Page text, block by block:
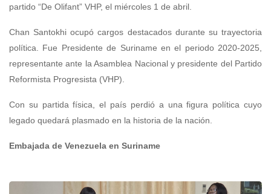
partido “De Olifant” VHP, el miércoles 1 de abril.
Chan Santokhi ocupó cargos destacados durante su trayectoria
política. Fue Presidente de Suriname en el periodo 2020-2025,
representante ante la Asamblea Nacional y presidente del Partido
Reformista Progresista (VHP).
Con su partida física, el país perdió a una figura política cuyo
legado quedará plasmado en la historia de la nación.
Embajada de Venezuela en Suriname